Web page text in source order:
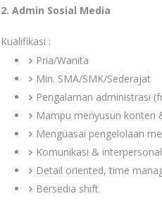
2. Admin Sosial Media
Kualifikasi :
Pria/Wanita
Min. SMA/SMK/Sederajat
Pengalaman administrasi
Mampu menyusun konten
Menguasai pengelolaan
Komunikasi &
Detail oriented, time
Bersedia shift